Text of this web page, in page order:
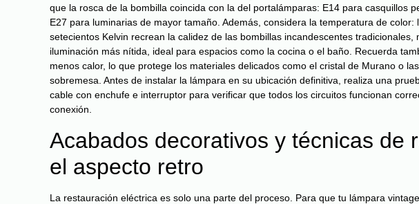
que la rosca de la bombilla coincida con la del portalámparas: E14 para casquillos
E27 para luminarias de mayor tamaño. Además, considera la temperatura de
setecientos Kelvin recrean la calidez de las bombillas incandescentes
iluminación más nítida, ideal para espacios como la cocina o el baño. Recuerda
menos calor, lo que protege los materiales delicados como el cristal de Murano o
sobremesa. Antes de instalar la lámpara en su ubicación definitiva, realiza una
cable con enchufe e interruptor para verificar que todos los circuitos funcionan
conexión.
Acabados decorativos y técnicas de
el aspecto retro
La restauración eléctrica es solo una parte del proceso. Para que tu lámpara